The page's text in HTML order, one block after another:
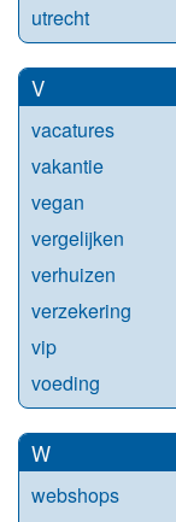
utrecht
V
vacatures
vakantie
vegan
vergelijken
verhuizen
verzekering
vip
voeding
W
webshops